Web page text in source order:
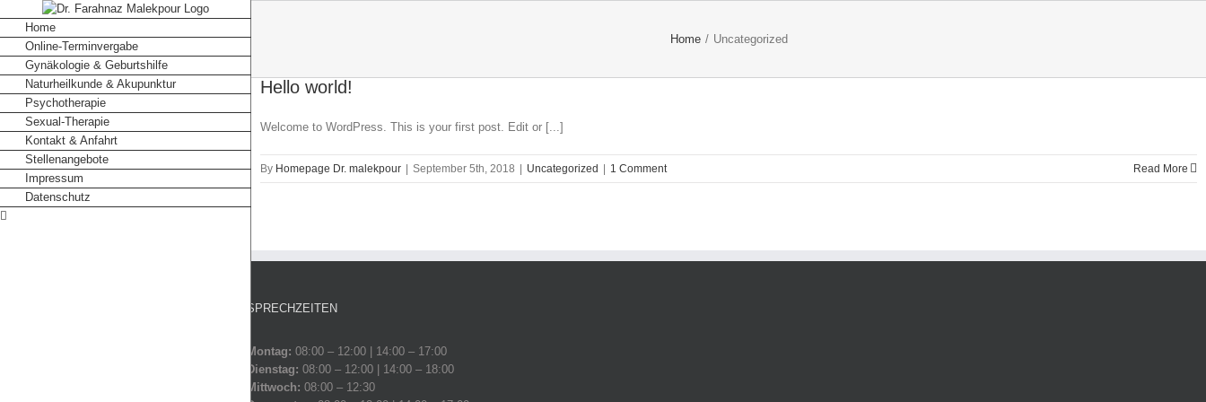
content
Home
Online-Terminvergabe
Gynäkologie & Geburtshilfe
Naturheilkunde & Akupunktur
Psychotherapie
Sexual-Therapie
Kontakt & Anfahrt
Stellenangebote
Impressum
Datenschutz
Home / Uncategorized
Hello world!
Welcome to WordPress. This is your first post. Edit or [...]
By Homepage Dr. malekpour September 5th, 2018 Uncategorized 1 Comment Read More
SPRECHZEITEN
Montag: 08:00 – 12:00 | 14:00 – 17:00
Dienstag: 08:00 – 12:00 | 14:00 – 18:00
Mittwoch: 08:00 – 12:30